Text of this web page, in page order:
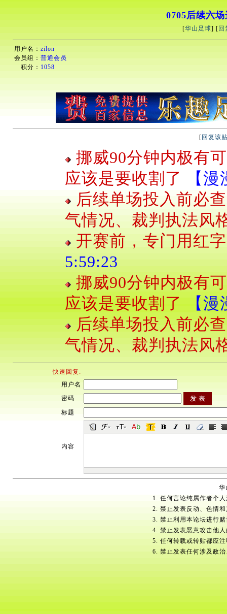
0705后续六
[华山足球] [ 回
用户名： zilon
会员组： 普通会员
积分： 1058
[ 回复该
挪威90分钟内极有
应该是要收割了
【
后续单场投入前必
气情况、裁判执法风
开赛前，专门用红
5:59:23
挪威90分钟内极有
应该是要收割了
【
后续单场投入前必
气情况、裁判执法风
快速回复:
用户名
密码
标题
内容
华
1. 任何言论纯属作者个
2. 禁止发表反动、色情
3. 禁止利用本论坛进行
4. 禁止发表恶意攻击他
5. 任何转载或转贴都应
6. 禁止发表任何涉及政